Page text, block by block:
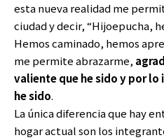
esta nueva realidad me
ciudad y decir, “Hijoepucha,
Hemos caminado, hemos
me permite abrazarme,
valiente que he sido y por lo
he sido.
La única diferencia que hay
hogar actual son los